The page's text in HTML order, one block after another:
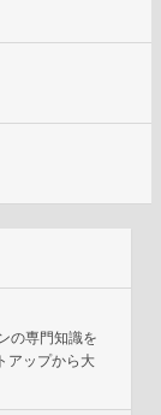
の専門知識を
アップから大